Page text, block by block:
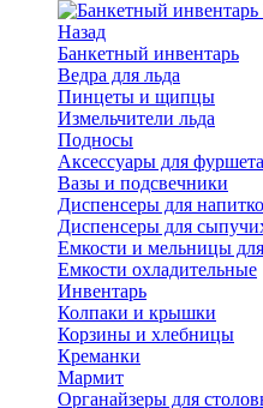
Назад
Банкетный инвентарь
Ведра для льда
Пинцеты и щипцы
Измельчители льда
Подносы
Аксессуары для фуршета
Вазы и подсвечники
Диспенсеры для
Диспенсеры для
Емкости и мельницы
Емкости охладительные
Инвентарь
Колпаки и крышки
Корзины и хлебницы
Креманки
Мармит
Органайзеры для